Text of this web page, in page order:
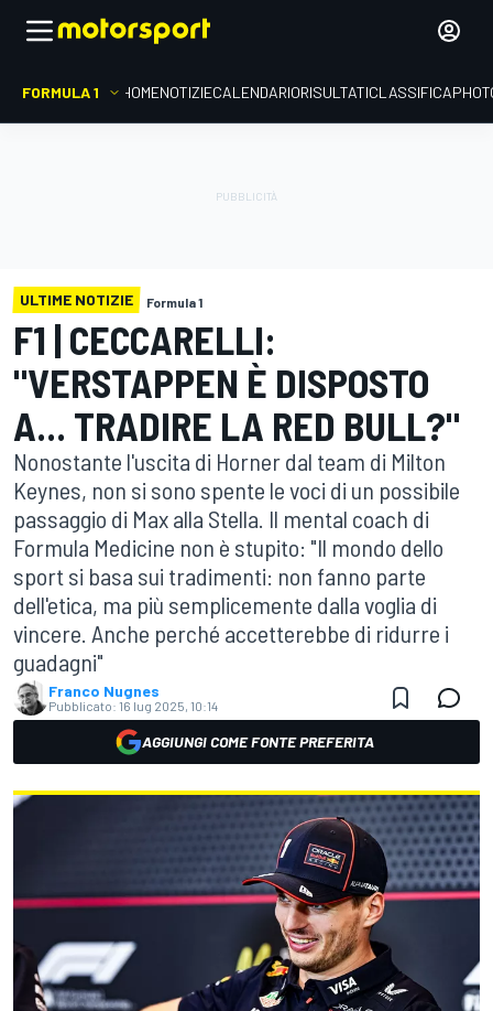
FORMULA 1 HOMENOTIZIECALENDARIORISULTATICLASSIFICA
ULTIME NOTIZIE Formula 1
F1 | CECCARELLI:
"VERSTAPPEN È DISPOSTO
A... TRADIRE LA RED BULL?"
Nonostante l'uscita di Horner dal team di Milton
Keynes, non si sono spente le voci di un possibile
passaggio di Max alla Stella. Il mental coach di
Formula Medicine non è stupito: "Il mondo dello
sport si basa sui tradimenti: non fanno parte
dell'etica, ma più semplicemente dalla voglia di
vincere. Anche perché accetterebbe di ridurre i
guadagni"
Franco Nugnes
Pubblicato: 16 lug 2025, 10:14
AGGIUNGI COME FONTE PREFERITA